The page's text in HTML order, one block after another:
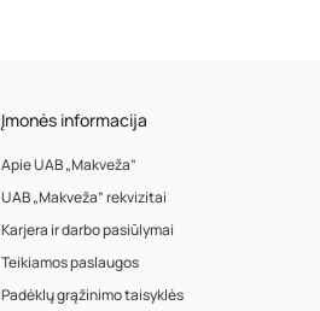
Įmonės informacija
Apie UAB „Makveža”
UAB „Makveža” rekvizitai
Karjera ir darbo pasiūlymai
Teikiamos paslaugos
Padėklų grąžinimo taisyklės